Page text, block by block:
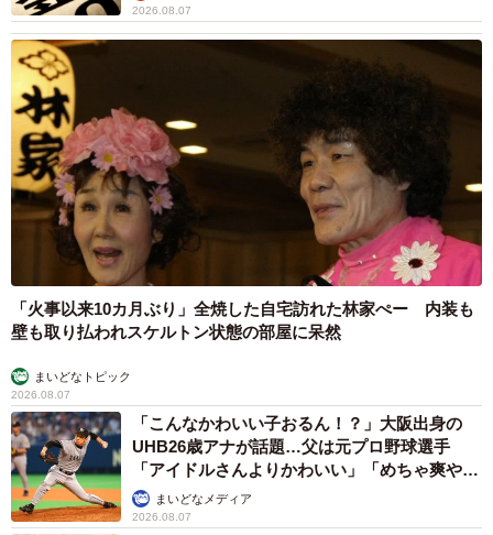
2026.08.07
「火事以来10カ月ぶり」全焼した自宅訪れた林家ぺー 内装も
壁も取り払われスケルトン状態の部屋に呆然
まいどなトピック
2026.08.07
「こんなかわいい子おるん！？」大阪出身の
UHB26歳アナが話題…父は元プロ野球選手
「アイドルさんよりかわいい」「めちゃ爽や
か」まいどなメディア
2026.08.07